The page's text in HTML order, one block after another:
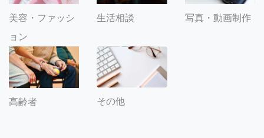
美容・ファッシ
ョン
生活相談 写真・動画制作
高齢者 その他